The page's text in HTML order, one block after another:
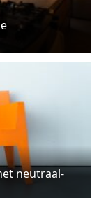
neutraal-